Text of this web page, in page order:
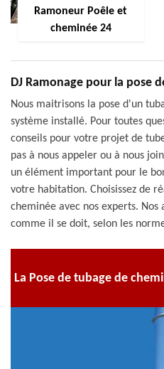
Ramoneur Poêle et
cheminée 24
DJ Ramonage pour la pose
Nous maitrisons la pose d'un
système installé. Pour toutes
conseils pour votre projet de
pas à nous appeler ou à nous
un élément important pour le
votre habitation. Choisissez de
cheminée avec nos experts.
comme il se doit, selon les
La Pose de tubage de